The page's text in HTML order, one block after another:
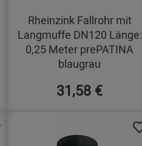
Rheinzink Fallrohr mit
Langmuffe DN120 Länge:
0,25 Meter prePATINA
blaugrau
31,58 €